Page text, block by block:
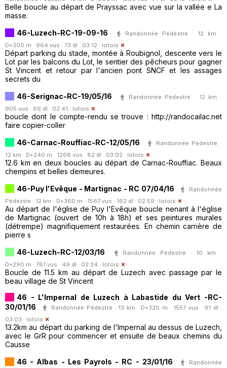
Belle boucle au départ de Prayssac avec vue sur la vallée e La
masse.
46-Luzech-RC-19-09-16
Randonnée Pédestre · 12 km ·
D+300 m · 964 vus · 73 dl · 03:12 · lotois
Départ parking du stade, montée à Roubignol, descente vers le
Lot par les balcons du Lot, le sentier des pêcheurs pour gagner
St Vincent et retour par l'ancien pont SNCF et les assages
secrets du
46-Serignac-RC-19/05/16
Randonnée Pédestre · 12 km ·
905 vus · 66 dl · 02:41 · lotois
boucle dont le compte-rendu se trouve : http://randocailac.net
faire copier-coller
46-Carnac-Rouffiac-RC-12/05/16
Randonnée Pédestre ·
12 km · D+240 m · 1268 vus · 82 dl · 03:02 · lotois
12.6 km en deux boucles au départ de Carnac-Rouffiac. Beaux
chempins et belles demeures.
46-Puy l'Evêque - Martignac - RC 07/04/16
Randonnée
Pédestre · 12 km · D+360 m · 1567 vus · 162 dl · 02:59 · lotois
Au départ de l'église de Puy l'Evêque boucle nenant à l'église
de Martignac (ouvert de 10h à 18h) et ses peintures murales
(détrempe) magnifiquement restaurées. En chemin carrière de
pierre s
46-Luzech-RC-12/03/16
Randonnée Pédestre · 10 km ·
D+290 m · 761 vus · 49 dl · 02:34 · lotois
Boucle de 11.5 km au départ de Luzech avec passage par le
beau village de St Vincent
46 - L'Impernal de Luzech à Labastide du Vert -RC-
30/01/16
Randonnée Pédestre · 13 km · D+320 m · 1557 vus · 91 dl ·
03:03 · lotois
13.2km au départ du parking de l'Impernal au dessus de Luzech,
avec le GrR pour commencer et ensuite de beaux chemins du
Causse
46 - Albas - Les Payrols - RC - 23/01/16
Randonnée